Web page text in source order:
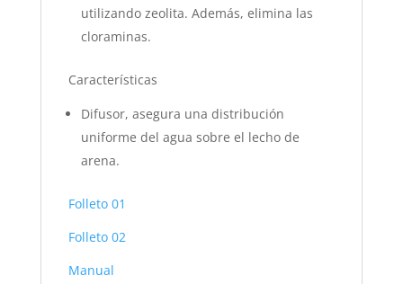
utilizando zeolita. Además, elimina las
cloraminas.
Características
Difusor, asegura una distribución
uniforme del agua sobre el lecho de
arena.
Folleto 01
Folleto 02
Manual